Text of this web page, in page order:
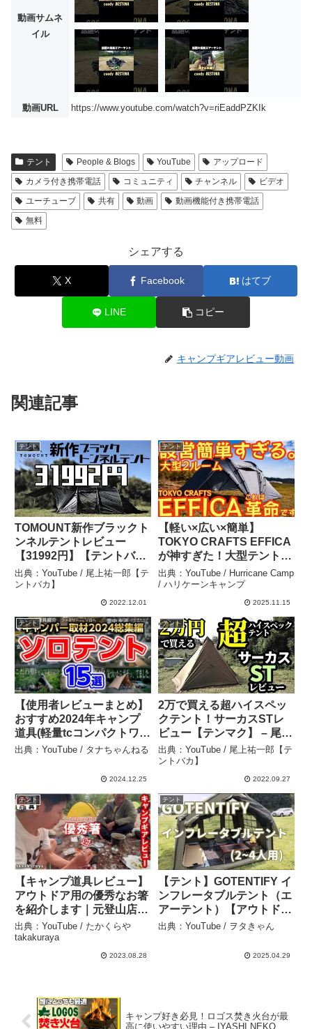
動画サムネ
イル
動画URL https://www.youtube.com/watch?v=riEaddPZKIk
テント People & Blogs YouTube
アップロード
カメラ付き携帯電話
コミュニティ チャンネル
ビデオ
ユーチューブ
共有 動画
動画機能付き携帯電話
無料
シェアする
X Facebook はてブ
LINE コピー
キャンプギアレビュー動画
関連記事
テント
TOMOUNT新作ブラックト
ンネルテントレビュー
【31992円】【テントバ
カ】 – 尾上祐一郎【テント
バカ】
出典：YouTube / 尾上祐一郎【テ
ントバカ】
2022.12.01
テント
【軽い×広い×簡単】
TOKYO CRAFTS EFFICA
が神すぎた！大型テントの
常識を覆す完成度🔥【アウ
トドア】【エフィカ】
#911 – Hurricane Camp /
出典：YouTube / Hurricane Camp
/ ハリケーンキャンプ
2025.11.15
テント
【使用者レビューまとめ】
おすすめ2024年キャンプ
道具(軽量tcコンパクトワン
ポール前室) – タナちゃん
出典：YouTube / タナちゃんねる
2024.12.25
テント
2万で買える超ハイスペッ
クテント！サーカスSTレ
ビュー【テンマク】 – 尾上
祐一郎【テントバカ】
出典：YouTube / 尾上祐一郎【テ
ントバカ】
2022.09.27
テント
【キャンプ道具レビュー】
アウトドア用の優秀なお箸
を紹介します｜元登山店員
の偏愛山道具話 – たかくら
や takakuraya
出典：YouTube / たかくらや
takakuraya
2023.08.28
テント
【テント】GOTENTIFY イ
ンフレータブルテント（エ
アーテント）【アウトド
ア】 – ヲタきゃん
出典：YouTube / ヲタきゃん
2025.04.29
キャンプ好き必見！ロゴス焚き火台が最
高に使いやすい理由 – IYASHI NEKO